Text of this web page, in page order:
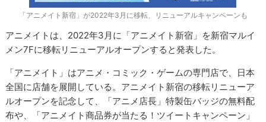
「アニメイト新宿」が2022年3月に移転、リニューアルキャンペーンも
アニメイトは、2022年3月に「アニメイト新宿」を新宿マルイ
メン7Fに移転リニューアルオープンすると発表した。
「アニメイト」はアニメ・コミック・ゲームの専門店で、日本
全国に店舗を展開している。アニメイト新宿の移転リニューア
ルオープンを記念して、「アニメ店長」特製缶バッジの無料配
布や、「アニメイト商品券が当たる！ツイートキャンペーン」